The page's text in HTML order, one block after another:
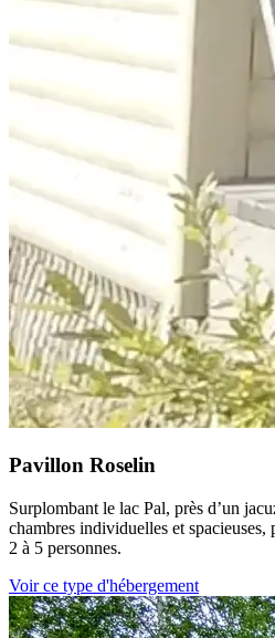
Pavillon Roselin
Surplombant le lac Pal, près d’un
chambres individuelles et
2 à 5 personnes.
Voir ce type d'hébergement